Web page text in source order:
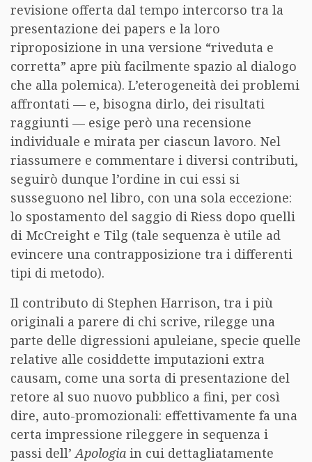
revisione offerta dal tempo intercorso tra la
presentazione dei papers e la loro
riproposizione in una versione “riveduta e
corretta” apre più facilmente spazio al dialogo
che alla polemica). L’eterogeneità dei problemi
affrontati — e, bisogna dirlo, dei risultati
raggiunti — esige però una recensione
individuale e mirata per ciascun lavoro. Nel
riassumere e commentare i diversi contributi,
seguirò dunque l’ordine in cui essi si
susseguono nel libro, con una sola eccezione:
lo spostamento del saggio di Riess dopo quelli
di McCreight e Tilg (tale sequenza è utile ad
evincere una contrapposizione tra i differenti
tipi di metodo).
Il contributo di Stephen Harrison, tra i più
originali a parere di chi scrive, rilegge una
parte delle digressioni apuleiane, specie quelle
relative alle cosiddette imputazioni extra
causam, come una sorta di presentazione del
retore al suo nuovo pubblico a fini, per così
dire, auto-promozionali: effettivamente fa una
certa impressione rileggere in sequenza i
passi dell’Apologia in cui dettagliatamente